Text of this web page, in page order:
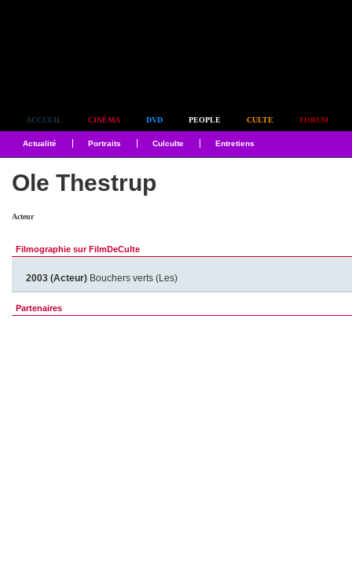
ACCUEIL CINÉMA DVD PEOPLE CULTE FORUM
Actualité Portraits Culculte Entretiens
Ole Thestrup
Acteur
Filmographie sur FilmDeCulte
2003 (Acteur) Bouchers verts (Les)
Partenaires